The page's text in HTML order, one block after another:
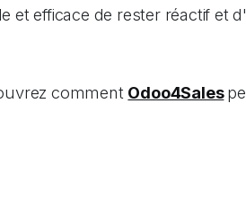
et efficace de rester réactif et
comment Odoo4Sales